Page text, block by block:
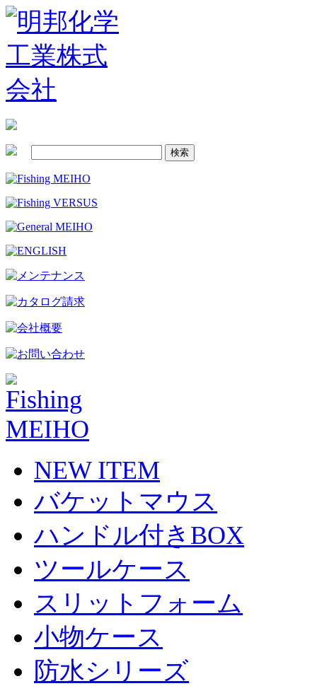
NEW ITEM
バケットマウス
ハンドル付きBOX
ツールケース
スリットフォーム
小物ケース
防水シリーズ